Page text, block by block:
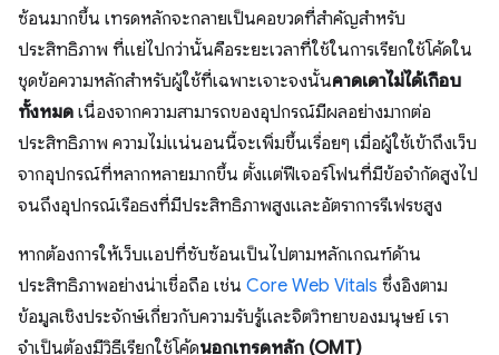
ซ้อนมากขึ้น เทรดหลักจะกลายเป็นคอขวดที่สำคัญสำหรับ
ประสิทธิภาพ ที่แย่ไปกว่านั้นคือระยะเวลาที่ใช้ในการเรียกใช้โค้ดใน
ชุดข้อความหลักสำหรับผู้ใช้ที่เฉพาะเจาะจงนั้นคาดเดาไม่ได้เกือบ
ทั้งหมด เนื่องจากความสามารถของอุปกรณ์มีผลอย่างมากต่อ
ประสิทธิภาพ ความไม่แน่นอนนี้จะเพิ่มขึ้นเรื่อยๆ เมื่อผู้ใช้เข้าถึงเว็บ
จากอุปกรณ์ที่หลากหลายมากขึ้น ตั้งแต่ฟีเจอร์โฟนที่มีข้อจำกัดสูงไป
จนถึงอุปกรณ์เรือธงที่มีประสิทธิภาพสูงและอัตราการรีเฟรชสูง
หากต้องการให้เว็บแอปที่ซับซ้อนเป็นไปตามหลักเกณฑ์ด้าน
ประสิทธิภาพอย่างน่าเชื่อถือ เช่น Core Web Vitals ซึ่งอิงตาม
ข้อมูลเชิงประจักษ์เกี่ยวกับความรับรู้และจิตวิทยาของมนุษย์ เรา
จำเป็นต้องมีวิธีเรียกใช้โค้ดนอกเทรดหลัก (OMT)